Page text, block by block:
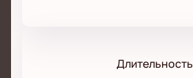
Длительность